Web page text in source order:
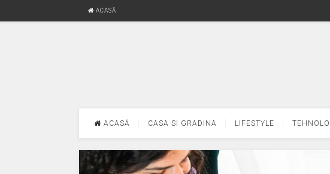
ACASĂ
ACASĂ CASA SI GRADINA LIFESTYLE